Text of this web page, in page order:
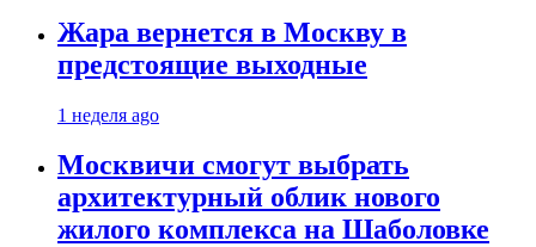
Жара вернется в Москву в
предстоящие выходные
1 неделя ago
Москвичи смогут выбрать
архитектурный облик нового
жилого комплекса на Шаболовке